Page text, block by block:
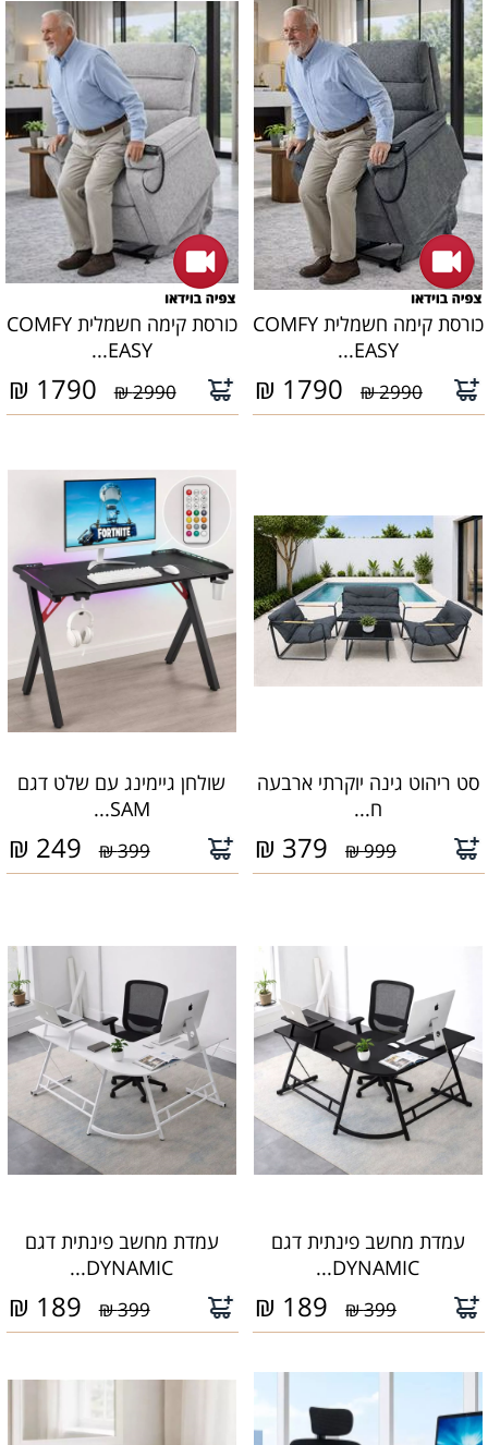
כורסת קימה חשמלית COMFY
EASY...
2990 ₪
1790
₪
כורסת קימה חשמלית COMFY
EASY...
2990 ₪
1790
₪
סט ריהוט גינה יוקרתי ארבעה
ח...
999 ₪
379
₪
שולחן גיימינג עם שלט דגם
SAM...
399 ₪
249
₪
עמדת מחשב פינתית דגם
DYNAMIC...
399 ₪
189
₪
עמדת מחשב פינתית דגם
DYNAMIC...
399 ₪
189
₪